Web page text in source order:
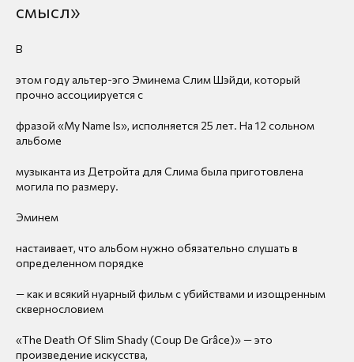
смысл»
В
этом году альтер-эго Эминема Слим Шэйди, который
прочно ассоциируется с
фразой «My Name Is», исполняется 25 лет. На 12 сольном
альбоме
музыканта из Детройта для Слима была приготовлена
могила по размеру.
Эминем
настаивает, что альбом нужно обязательно слушать в
определенном порядке
— как и всякий нуарный фильм с убийствами и изощренным
сквернословием
«The Death Of Slim Shady (Coup De Grâce)» — это
произведение искусства,